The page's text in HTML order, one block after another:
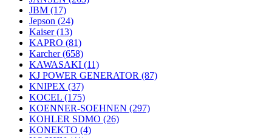
JBM (17)
Jepson (24)
Kaiser(13)
KAPRO (81)
Karcher(658)
KAWASAKI (11)
KJ POWER GENERATOR (87)
KNIPEX (37)
KOCEL (175)
KOENNER-SOEHNEN (297)
KOHLER SDMO (26)
KONEKTO (4)